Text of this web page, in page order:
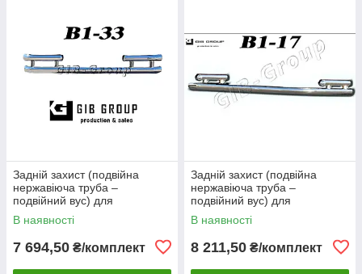
Задній захист (подвійна
нержавіюча труба –
подвійний вус) для
Volkswagen Sharan I (1999-
2009) d60х1,6мм
В наявності
7 694,50 ₴/комплект
Задній захист (подвійна
нержавіюча труба –
подвійний вус) для
Volkswagen Sharan I (1999-
2009) d60х1,6мм
В наявності
8 211,50 ₴/комплект